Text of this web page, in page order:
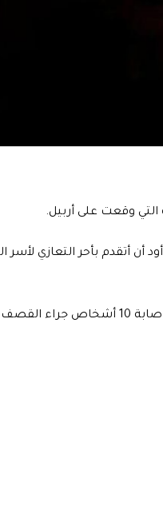
التي وقعت على أربيل.
أن أتقدم بأحر التعازي لأسر
يشار الى أن مجلس أمن اقليم كردستان أعلن